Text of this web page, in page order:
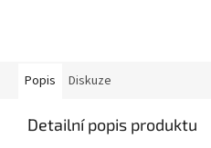
Popis Diskuze
Detailní popis produktu